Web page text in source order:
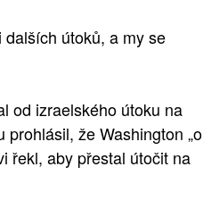
útoků, a my se
od izraelského útoku na
že Washington „o
řekl, aby přestal útočit na